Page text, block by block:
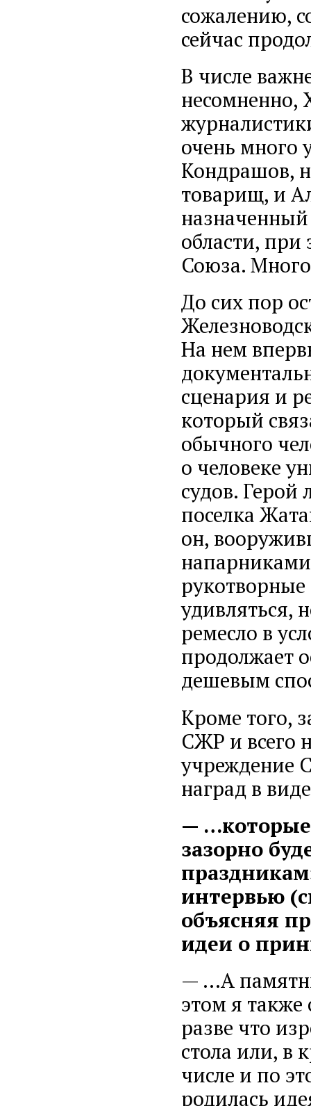
сожалению,
сейчас
В числе
очень много
Кондрашов,
товарищ, и
области, при
Союза.
До сих пор
На нем
сценария и
который
обычного
о человеке
судов.
поселка
он,
удивляться,
ремесло в
продолжает
дешевым
Кроме того,
СЖР и всего
учреждение
наград в
— …которые
зазорно
интервью
объясняя
идеи о
— …А
этом я
разве что
стола или, в
числе и по
родилась